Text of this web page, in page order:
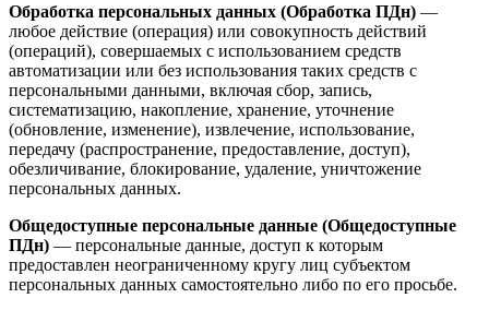
Обработка персональных данных (Обработка ПДн) —
любое действие (операция) или совокупность действий
(операций), совершаемых с использованием средств
автоматизации или без использования таких средств с
персональными данными, включая сбор, запись,
систематизацию, накопление, хранение, уточнение
(обновление, изменение), извлечение, использование,
передачу (распространение, предоставление, доступ),
обезличивание, блокирование, удаление, уничтожение
персональных данных.
Общедоступные персональные данные (Общедоступные
ПДн) — персональные данные, доступ к которым
предоставлен неограниченному кругу лиц субъектом
персональных данных самостоятельно либо по его просьбе.